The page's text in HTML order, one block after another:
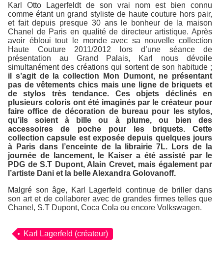
Karl Otto Lagerfeldt de son vrai nom est bien connu
comme étant un grand styliste de haute couture hors pair,
et fait depuis presque 30 ans le bonheur de la maison
Chanel
de Paris en qualité de directeur artistique. Après
avoir ébloui tout le monde avec sa nouvelle collection
Haute Couture 2011/2012 lors d’une séance de
présentation au Grand Palais, Karl nous dévoile
simultanément des créations qui sortent de son habitude ;
il s’agit de la collection Mon Dumont, ne présentant
pas de vêtements chics mais une ligne de briquets et
de stylos très tendance. Ces objets déclinés en
plusieurs coloris ont été imaginés par le créateur pour
faire office de décoration de bureau pour les stylos,
qu’ils soient à bille ou à plume, ou bien des
accessoires de poche pour les briquets. Cette
collection capsule est exposée depuis quelques jours
à Paris dans l’enceinte de la librairie 7L. Lors de la
journée de lancement, le Kaiser a été assisté par le
PDG de S.T Dupont, Alain Crevet, mais également par
l’artiste Dani et la belle Alexandra Golovanoff.
Malgré son âge, Karl Lagerfeld continue de briller dans
son art et de collaborer avec de grandes firmes telles que
Chanel , S.T Dupont, Coca Cola ou encore Volkswagen.
Karl Lagerfeld (créateur)